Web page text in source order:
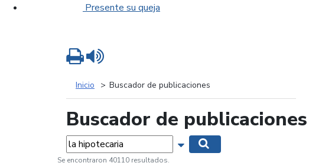
Presente su queja
Inicio Buscador de publicaciones
Buscador de publicaciones
Palabras... Mostrar opciones de búsqueda
Se encontraron 40110 resultados.
Imprimir